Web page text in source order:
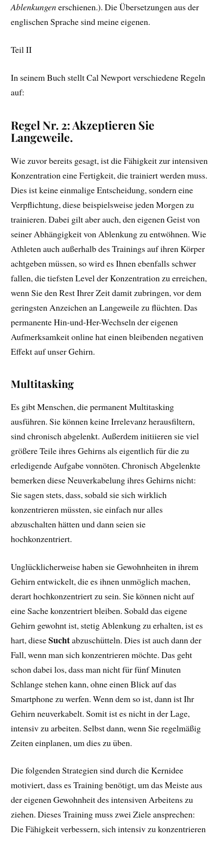
Ablenkungenerschienen.). Die Übersetzungen aus der
englischen Sprache sind meine eigenen.
Teil II
In seinem Buch stellt Cal Newport verschiedene Regeln
auf:
Regel Nr. 2: Akzeptieren Sie
Langeweile.
Wie zuvor bereits gesagt, ist die Fähigkeit zur intensiven
Konzentration eine Fertigkeit, die trainiert werden muss.
Dies ist keine einmalige Entscheidung, sondern eine
Verpflichtung, diese beispielsweise jeden Morgen zu
trainieren. Dabei gilt aber auch, den eigenen Geist von
seiner Abhängigkeit von Ablenkung zu entwöhnen. Wie
Athleten auch außerhalb des Trainings auf ihren Körper
achtgeben müssen, so wird es Ihnen ebenfalls schwer
fallen, die tiefsten Level der Konzentration zu erreichen,
wenn Sie den Rest Ihrer Zeit damit zubringen, vor dem
geringsten Anzeichen an Langeweile zu flüchten. Das
permanente Hin-und-Her-Wechseln der eigenen
Aufmerksamkeit online hat einen bleibenden negativen
Effekt auf unser Gehirn.
Multitasking
Es gibt Menschen, die permanent Multitasking
ausführen. Sie können keine Irrelevanz herausfiltern,
sind chronisch abgelenkt. Außerdem initiieren sie viel
größere Teile ihres Gehirns als eigentlich für die zu
erledigende Aufgabe vonnöten. Chronisch Abgelenkte
bemerken diese Neuverkabelung ihres Gehirns nicht:
Sie sagen stets, dass, sobald sie sich wirklich
konzentrieren müssten, sie einfach nur alles
abzuschalten hätten und dann seien sie
hochkonzentriert.
Unglücklicherweise haben sie Gewohnheiten in ihrem
Gehirn entwickelt, die es ihnen unmöglich machen,
derart hochkonzentriert zu sein. Sie können nicht auf
eine Sache konzentriert bleiben. Sobald das eigene
Gehirn gewohnt ist, stetig Ablenkung zu erhalten, ist es
hart, dieseSuchtabzuschütteln. Dies ist auch dann der
Fall, wenn man sich konzentrieren möchte. Das geht
schon dabei los, dass man nicht für fünf Minuten
Schlange stehen kann, ohne einen Blick auf das
Smartphone zu werfen. Wenn dem so ist, dann ist Ihr
Gehirn neuverkabelt. Somit ist es nicht in der Lage,
intensiv zu arbeiten. Selbst dann, wenn Sie regelmäßig
Zeiten einplanen, um dies zu üben.
Die folgenden Strategien sind durch die Kernidee
motiviert, dass es Training benötigt, um das Meiste aus
der eigenen Gewohnheit des intensiven Arbeitens zu
ziehen. Dieses Training muss zwei Ziele ansprechen:
Die Fähigkeit verbessern, sich intensiv zu konzentrieren